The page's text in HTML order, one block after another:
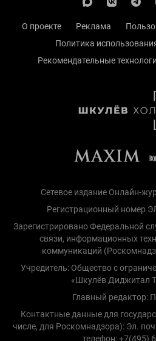
О проекте Реклама
Политика
Рекомендательные
Сетевое издание Онлайн-
Регистрационный номер
Зарегистрировано Федеральной
связи, информационных
коммуникаций
Учредитель: Общество с
«Шкулёв Диджитал
Главный редактор:
Контактные данные для
числе, для Роскомнадзора): Эл.
телефон: +7(495)